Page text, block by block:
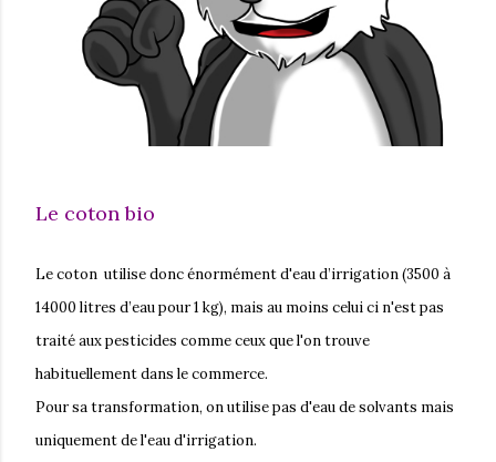
Le coton bio
Le coton utilise donc énormément d'eau d’irrigation (3500 à
14000 litres d’eau pour 1 kg), mais au moins celui ci n'est pas
traité aux pesticides comme ceux que l'on trouve
habituellement dans le commerce.
Pour sa transformation, on utilise pas d'eau de solvants mais
uniquement de l'eau d'irrigation.